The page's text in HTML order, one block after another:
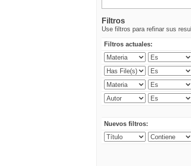
Filtros
Use filtros para refinar sus
Filtros actuales:
Nuevos filtros: